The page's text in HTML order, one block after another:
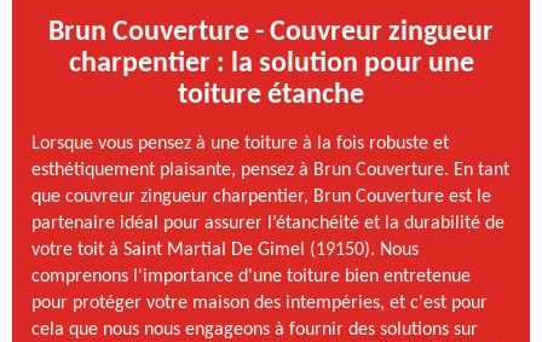
Brun Couverture - Couvreur zingueur
charpentier : la solution pour une
toiture étanche
Lorsque vous pensez à une toiture à la fois robuste et
esthétiquement plaisante, pensez à Brun Couverture. En tant
que couvreur zingueur charpentier, Brun Couverture est le
partenaire idéal pour assurer l’étanchéité et la durabilité de
votre toit à Saint Martial De Gimel (19150). Nous
comprenons l'importance d'une toiture bien entretenue
pour protéger votre maison des intempéries, et c'est pour
cela que nous nous engageons à fournir des solutions sur